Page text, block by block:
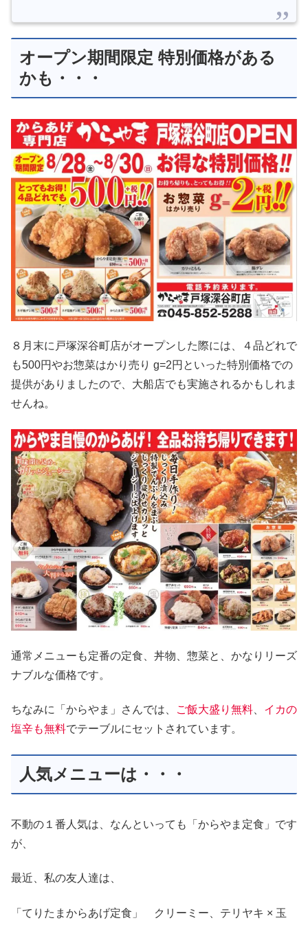
オープン期間限定 特別価格がある
かも・・・
８月末に戸塚深谷町店がオープンした際には、４品どれで
も500円やお惣菜はかり売り g=2円といった特別価格での
提供がありましたので、大船店でも実施されるかもしれま
せんね。
通常メニューも定番の定食、丼物、惣菜と、かなりリーズ
ナブルな価格です。
ちなみに「からやま」さんでは、 ご飯大盛り無料
イカの
塩辛も無料でテーブルにセットされています。
人気メニューは・・・
不動の１番人気は、なんといっても「からやま定食」です
が、
最近、私の友人達は、
「てりたまからあげ定食」 クリーミー、テリヤキ × 玉